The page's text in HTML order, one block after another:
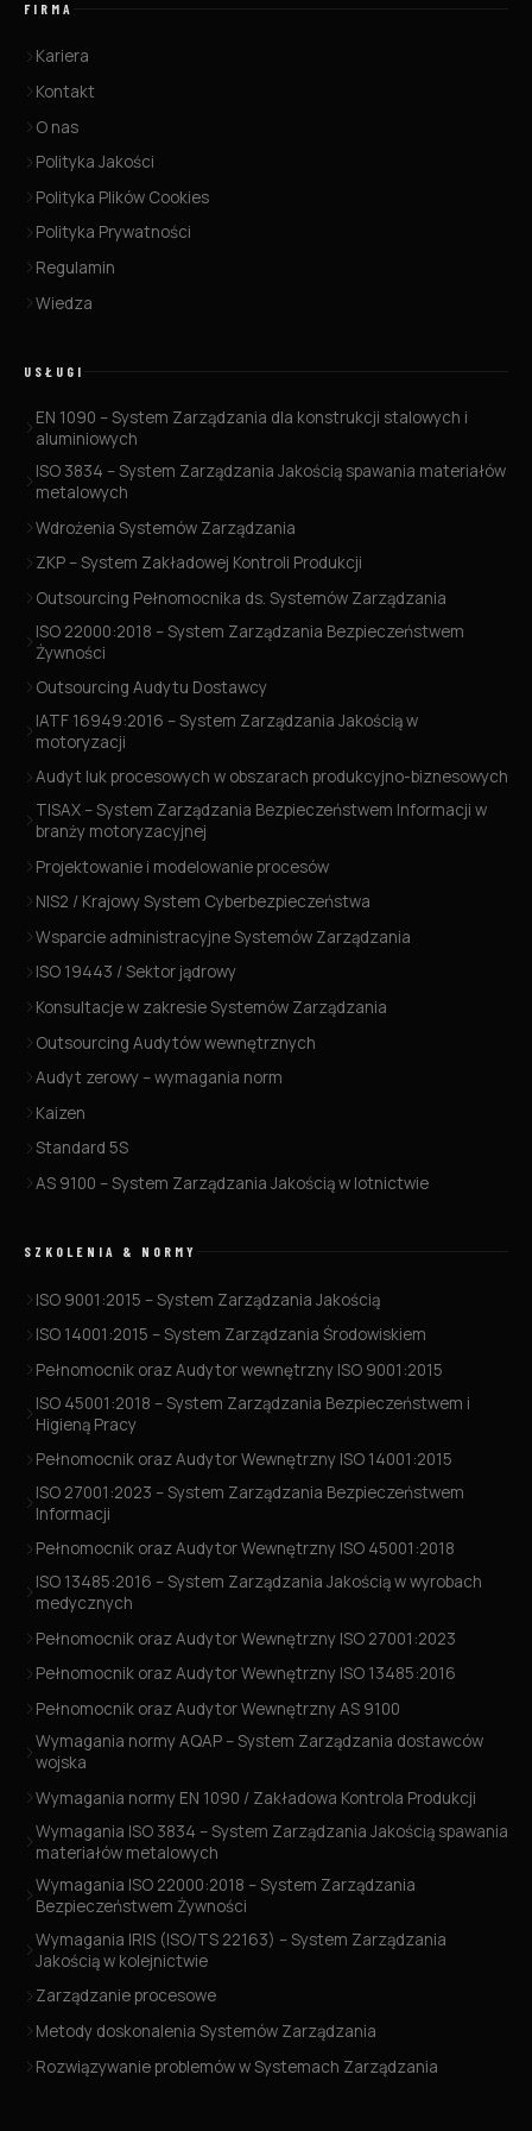
FIRMA
Kariera
Kontakt
O nas
Polityka Jakości
Polityka Plików Cookies
Polityka Prywatności
Regulamin
Wiedza
USŁUGI
EN 1090 – System Zarządzania dla konstrukcji stalowych i
aluminiowych
ISO 3834 – System Zarządzania Jakością spawania materiałów
metalowych
Wdrożenia Systemów Zarządzania
ZKP – System Zakładowej Kontroli Produkcji
Outsourcing Pełnomocnika ds. Systemów Zarządzania
ISO 22000:2018 – System Zarządzania Bezpieczeństwem
Żywności
Outsourcing Audytu Dostawcy
IATF 16949:2016 – System Zarządzania Jakością w
motoryzacji
Audyt luk procesowych w obszarach produkcyjno-biznesowych
TISAX – System Zarządzania Bezpieczeństwem Informacji w
branży motoryzacyjnej
Projektowanie i modelowanie procesów
NIS2 / Krajowy System Cyberbezpieczeństwa
Wsparcie administracyjne Systemów Zarządzania
ISO 19443 / Sektor jądrowy
Konsultacje w zakresie Systemów Zarządzania
Outsourcing Audytów wewnętrznych
Audyt zerowy – wymagania norm
Kaizen
Standard 5S
AS 9100 – System Zarządzania Jakością w lotnictwie
SZKOLENIA & NORMY
ISO 9001:2015 – System Zarządzania Jakością
ISO 14001:2015 – System Zarządzania Środowiskiem
Pełnomocnik oraz Audytor wewnętrzny ISO 9001:2015
ISO 45001:2018 – System Zarządzania Bezpieczeństwem i
Higieną Pracy
Pełnomocnik oraz Audytor Wewnętrzny ISO 14001:2015
ISO 27001:2023 – System Zarządzania Bezpieczeństwem
Informacji
Pełnomocnik oraz Audytor Wewnętrzny ISO 45001:2018
ISO 13485:2016 – System Zarządzania Jakością w wyrobach
medycznych
Pełnomocnik oraz Audytor Wewnętrzny ISO 27001:2023
Pełnomocnik oraz Audytor Wewnętrzny ISO 13485:2016
Pełnomocnik oraz Audytor Wewnętrzny AS 9100
Wymagania normy AQAP – System Zarządzania dostawców
wojska
Wymagania normy EN 1090 / Zakładowa Kontrola Produkcji
Wymagania ISO 3834 – System Zarządzania Jakością spawania
materiałów metalowych
Wymagania ISO 22000:2018 – System Zarządzania
Bezpieczeństwem Żywności
Wymagania IRIS (ISO/TS 22163) – System Zarządzania
Jakością w kolejnictwie
Zarządzanie procesowe
Metody doskonalenia Systemów Zarządzania
Rozwiązywanie problemów w Systemach Zarządzania